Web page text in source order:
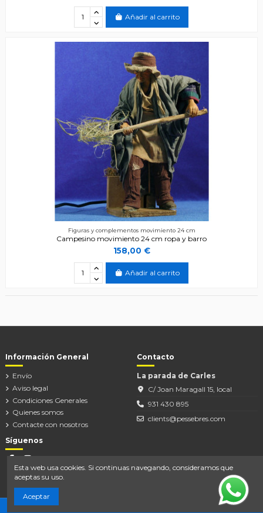
Añadir al carrito
Figuras y complementos movimiento 24 cm
Campesino movimiento 24 cm ropa y barro
158,00 €
Añadir al carrito
Información General
Envío
Aviso legal
Condiciones Generales
Quienes somos
Contacte con nosotros
Contacto
La parada de Carles
C/ Joan Maragall 15, local
931 430 895
clients@pessebres.com
Síguenos
Esta web usa cookies. Si continuas navegando, consideramos que
aceptas su uso.
Aceptar